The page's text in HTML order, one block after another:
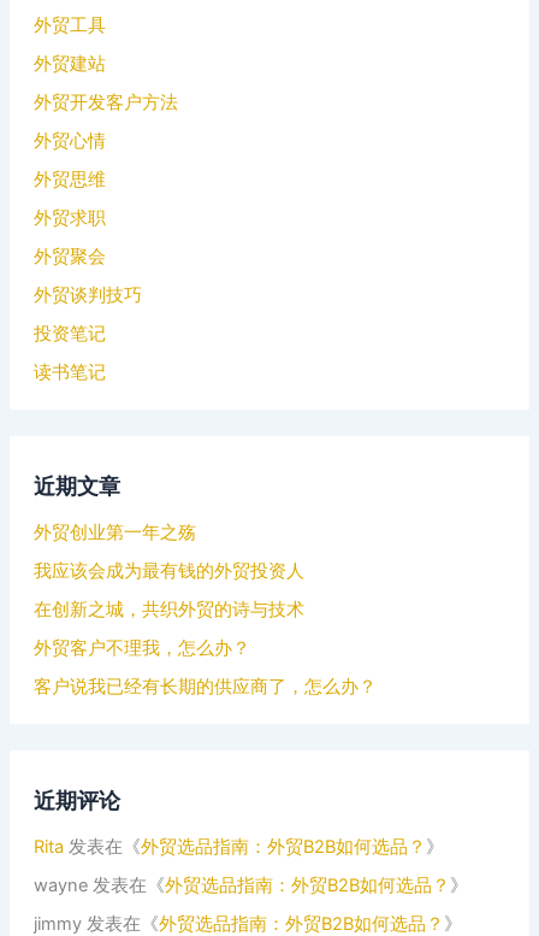
外贸工具
外贸建站
外贸开发客户方法
外贸心情
外贸思维
外贸求职
外贸聚会
外贸谈判技巧
投资笔记
读书笔记
近期文章
外贸创业第一年之殇
我应该会成为最有钱的外贸投资人
在创新之城，共织外贸的诗与技术
外贸客户不理我，怎么办？
客户说我已经有长期的供应商了，怎么办？
近期评论
Rita 发表在《外贸选品指南：外贸B2B如何选品？ 》
wayne发表在《外贸选品指南：外贸B2B如何选品？ 》
jimmy发表在《外贸选品指南：外贸B2B如何选品？ 》